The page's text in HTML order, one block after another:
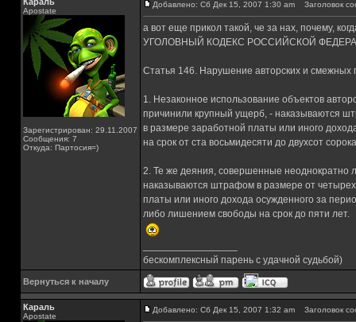
Apostate
Зарегистрирован: 29.11.2007
Сообщения: 7
Откуда: Партосия=)
Добавлено: Сб Дек 15, 2007 1:30 am Заголовок
а вот еще прикол такой, че за нах, почему,
УГОЛОВНЫЙ КОДЕКС РОССИЙСКОЙ
Статья 146. Нарушение авторских и смежных
1. Незаконное использование объектов
причинили крупный ущерб, - наказываются
в размере заработной платы или иного
на срок от ста восьмидесяти до двухсот
2. Те же деяния, совершенные неоднократно
наказываются штрафом в размере от
платы или иного дохода осужденного за
либо лишением свободы на срок до пяти лет.
бескомплексный парень с удачной судьбой)
Вернуться к началу
Караль
Apostate
Добавлено: Сб Дек 15, 2007 1:32 am Заголовок